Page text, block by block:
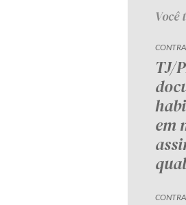
Você
TJ/
em